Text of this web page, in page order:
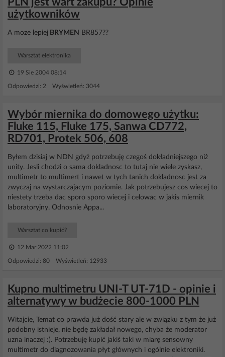
użytkowników
A moze lepiej BRYMEN BR857??
Warsztat elektronika
19 Sie 2004 08:14
Odpowiedzi: 2 Wyświetleń: 3044
Wybór miernika do domowego użytku:
Fluke 115, Fluke 175, Sanwa CD772,
RD701, Protek 506, 608
Byłem dzisiaj w NDN gdyż potrzebuję czegoś dokładniejszego niż
unity. Jesli chodzi o sama dokladnosc to tutaj nie wiele zyskasz,
multimetr to multimert i nawet w tych tanich dokladnosc jest za
zwyczaj na wystarczajacym poziomie. Jak potrzebujesz cos wiecej to
niestety trzeba dac sporo sporo wiecej i celowac w jakis miernik
laboratoryjny. Odnosnie Appa...
Warsztat co kupić?
12 Mar 2022 11:02
Odpowiedzi: 80 Wyświetleń: 12933
Kupno multimetru UNI-T UT-71D - opinie i
alternatywy w budżecie 800-1000 PLN
Witajcie, Temat co prawda już dość stary ale w związku z tym że już
podobny istnieje, nie będę zakładał nowego, chyba że moderator
uzna inaczej :). Potrzebuję kupić jakiś taki w miarę sensowny
multimetr do diagnozowania płyt głównych i ogólnie elektroniki.